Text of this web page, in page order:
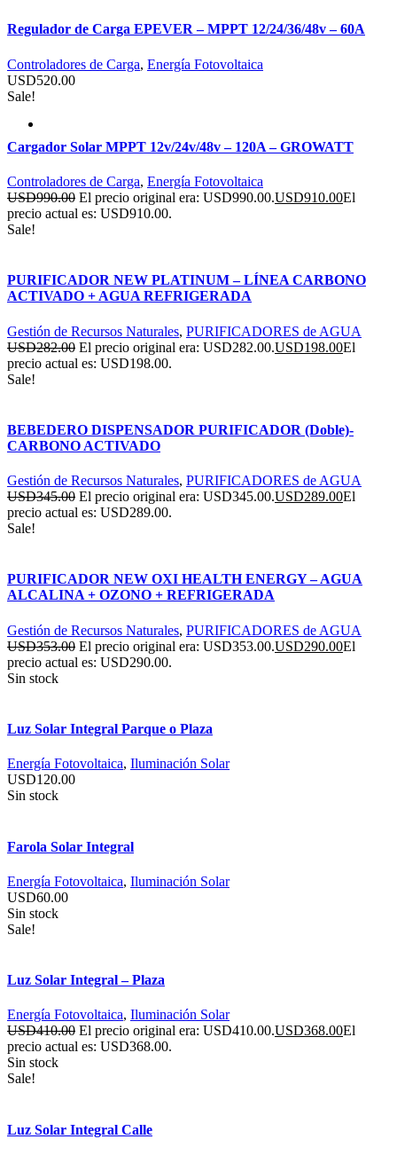
Regulador de Carga EPEVER – MPPT 12/24/36/48v – 60A
Controladores de Carga, Energía Fotovoltaica
USD520.00
Sale!
Cargador Solar MPPT 12v/24v/48v – 120A – GROWATT
Controladores de Carga, Energía Fotovoltaica
USD990.00 El precio original era: USD990.00.USD910.00El
precio actual es: USD910.00.
Sale!
PURIFICADOR NEW PLATINUM – LÍNEA CARBONO
ACTIVADO + AGUA REFRIGERADA
Gestión de Recursos Naturales, PURIFICADORES de AGUA
USD282.00 El precio original era: USD282.00.USD198.00El
precio actual es: USD198.00.
Sale!
BEBEDERO DISPENSADOR PURIFICADOR (Doble)-
CARBONO ACTIVADO
Gestión de Recursos Naturales, PURIFICADORES de AGUA
USD345.00 El precio original era: USD345.00.USD289.00El
precio actual es: USD289.00.
Sale!
PURIFICADOR NEW OXI HEALTH ENERGY – AGUA
ALCALINA + OZONO + REFRIGERADA
Gestión de Recursos Naturales, PURIFICADORES de AGUA
USD353.00 El precio original era: USD353.00.USD290.00El
precio actual es: USD290.00.
Sin stock
Luz Solar Integral Parque o Plaza
Energía Fotovoltaica, Iluminación Solar
USD120.00
Sin stock
Farola Solar Integral
Energía Fotovoltaica, Iluminación Solar
USD60.00
Sin stock
Sale!
Luz Solar Integral – Plaza
Energía Fotovoltaica, Iluminación Solar
USD410.00 El precio original era: USD410.00.USD368.00El
precio actual es: USD368.00.
Sin stock
Sale!
Luz Solar Integral Calle